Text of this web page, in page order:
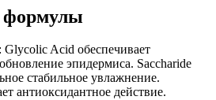
формулы
Acid обеспечивает
эпидермиса. Saccharide
стабильное увлажнение.
антиоксидантное действие.